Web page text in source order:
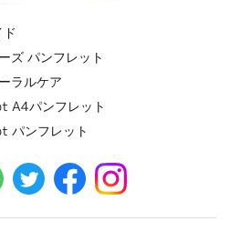
ズ パンフレット
ラルケア
A4パンフレット
パンフレット